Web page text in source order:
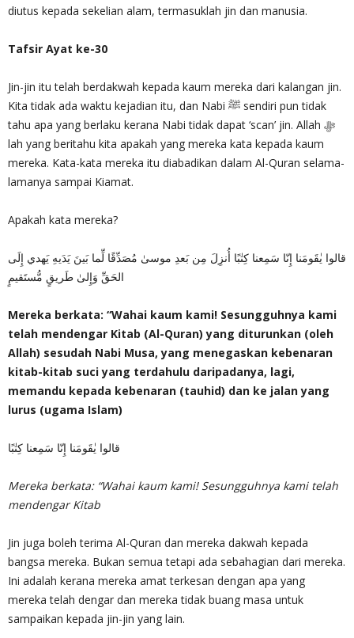
diutus kepada sekelian alam, termasuklah jin dan manusia.
Tafsir Ayat ke-30
Jin-jin itu telah berdakwah kepada kaum mereka dari kalangan jin.
Kita tidak ada waktu kejadian itu, dan Nabi ﷺ sendiri pun tidak
tahu apa yang berlaku kerana Nabi tidak dapat ‘scan’ jin. Allah ﷻ
lah yang beritahu kita apakah yang mereka kata kepada kaum
mereka. Kata-kata mereka itu diabadikan dalam Al-Quran selama-
lamanya sampai Kiamat.
Apakah kata mereka?
قالوا يٰقَومَنا إِنّا سَمِعنا كِتٰبًا أُنزِلَ مِن بَعدِ موسىٰ مُصَدِّقًا لِّما بَينَ يَدَيهِ يَهدي إِلَى
الحَقِّ وَإِلىٰ طَريقٍ مُّستَقيمٍ
Mereka berkata: “Wahai kaum kami! Sesungguhnya kami
telah mendengar Kitab (Al-Quran) yang diturunkan (oleh
Allah) sesudah Nabi Musa, yang menegaskan kebenaran
kitab-kitab suci yang terdahulu daripadanya, lagi,
memandu kepada kebenaran (tauhid) dan ke jalan yang
lurus (ugama Islam)
قالوا يٰقَومَنا إِنّا سَمِعنا كِتٰبًا
Mereka berkata: “Wahai kaum kami! Sesungguhnya kami telah
mendengar Kitab
Jin juga boleh terima Al-Quran dan mereka dakwah kepada
bangsa mereka. Bukan semua tetapi ada sebahagian dari mereka.
Ini adalah kerana mereka amat terkesan dengan apa yang
mereka telah dengar dan mereka tidak buang masa untuk
sampaikan kepada jin-jin yang lain.